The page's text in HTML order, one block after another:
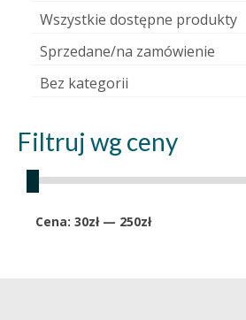
Wszystkie dostępne produkty
Sprzedane/na zamówienie
Bez kategorii
Filtruj wg ceny
Cena
Cena
Cena: 30zł— 250zł